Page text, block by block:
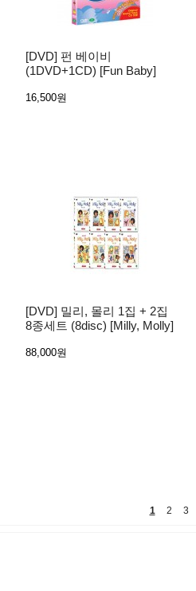
[DVD] 펀 베이비
(1DVD+1CD) [Fun Baby]
16,500원
[DVD] 밀리, 몰리 1집 + 2집
8종세트 (8disc) [Milly, Molly]
88,000원
1 2 3